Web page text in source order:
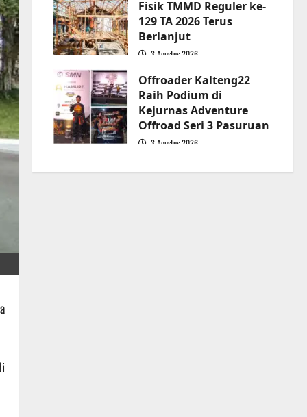
Fisik TMMD Reguler ke-
129 TA 2026 Terus
Berlanjut
3 Agustus 2026
Offroader Kalteng22
Raih Podium di
Kejurnas Adventure
Offroad Seri 3 Pasuruan
3 Agustus 2026